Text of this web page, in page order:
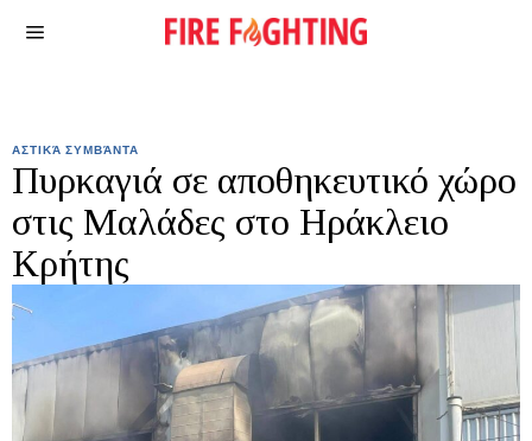
ΑΣΤΙΚΆ ΣΥΜΒΆΝΤΑ
Πυρκαγιά σε αποθηκευτικό χώρο
στις Μαλάδες στο Ηράκλειο
Κρήτης